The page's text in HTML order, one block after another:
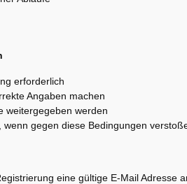
erforderlich
Angaben machen
weitergegeben werden
gegen diese Bedingungen
eine gültige E-Mail Adresse